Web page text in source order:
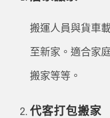
搬運人員與貨車
至新家。適合家
搬家等等。
代客打包搬家